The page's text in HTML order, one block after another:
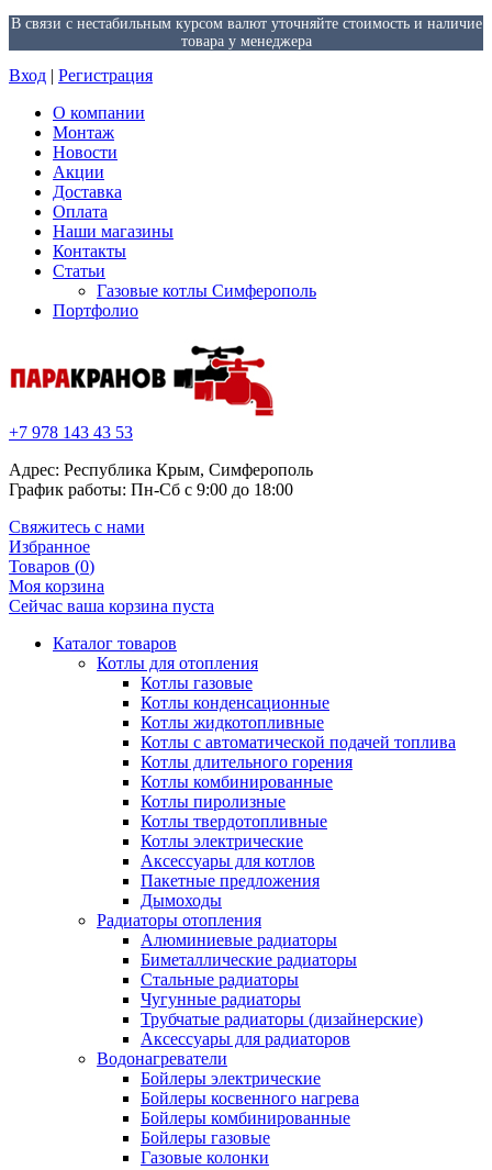
В связи с нестабильным курсом валют уточняйте стоимость и наличие
товара у менеджера
Вход | Регистрация
О компании
Монтаж
Новости
Акции
Доставка
Оплата
Наши магазины
Контакты
Статьи
Газовые котлы Симферополь
Портфолио
+7 978 143 43 53
Адрес: Республика Крым, Симферополь
График работы: Пн-Сб с 9:00 до 18:00
Свяжитесь с нами
Избранное
Товаров (0)
Моя корзина
Сейчас ваша корзина пуста
Каталог товаров
Котлы для отопления
Котлы газовые
Котлы конденсационные
Котлы жидкотопливные
Котлы с автоматической подачей топлива
Котлы длительного горения
Котлы комбинированные
Котлы пиролизные
Котлы твердотопливные
Котлы электрические
Аксессуары для котлов
Пакетные предложения
Дымоходы
Радиаторы отопления
Алюминиевые радиаторы
Биметаллические радиаторы
Стальные радиаторы
Чугунные радиаторы
Трубчатые радиаторы (дизайнерские)
Аксессуары для радиаторов
Водонагреватели
Бойлеры электрические
Бойлеры косвенного нагрева
Бойлеры комбинированные
Бойлеры газовые
Газовые колонки